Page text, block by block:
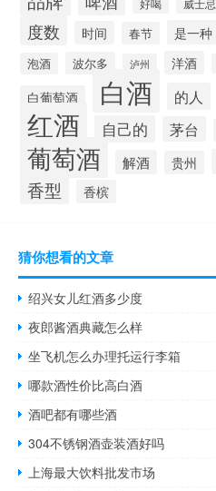
好喝 威士忌
度数 时间 春节 是一种
泡酒 波尔多 泸州 洋酒
白葡萄酒 白酒 的人
红酒 自己的 茅台
葡萄酒 解酒 贵州
香型 香槟
猜你想看的文章
绍兴女儿红酒多少度
夜郎酱酒典藏怎么样
坐飞机怎么办理托运行李箱
哪款酒性价比高白酒
酒吧都有哪些酒
304不锈钢酒壶装酒好吗
上海最大饮料批发市场